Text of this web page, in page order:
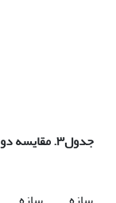
جدول۳. مقایسه دو گروه ذهن‌آگاهی